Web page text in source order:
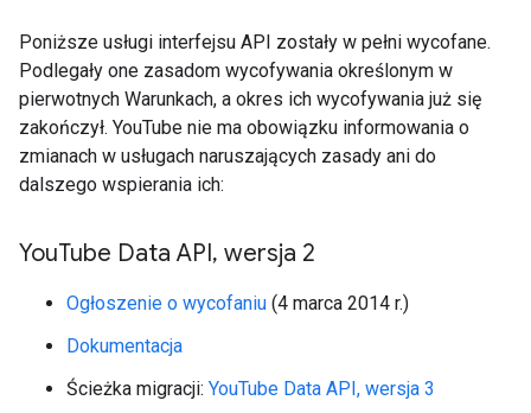
Poniższe usługi interfejsu API zostały w pełni wycofane.
Podlegały one zasadom wycofywania określonym w
pierwotnych Warunkach, a okres ich wycofywania już się
zakończył. YouTube nie ma obowiązku informowania o
zmianach w usługach naruszających zasady ani do
dalszego wspierania ich:
YouTube Data API, wersja 2
Ogłoszenie o wycofaniu (4 marca 2014 r.)
Dokumentacja
Ścieżka migracji: YouTube Data API, wersja 3